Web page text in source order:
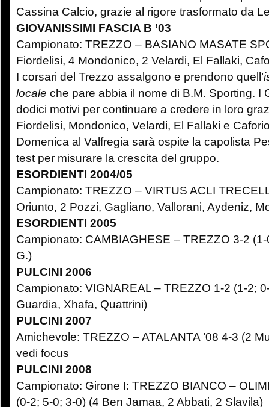
Cassina Calcio, grazie al rigore trasformato da
GIOVANISSIMI FASCIA B ’03
Campionato: TREZZO – BASIANO MASATE
Fiordelisi, 4 Mondonico, 2 Velardi, El Fallaki,
I corsari del Trezzo assalgono e prendono quell’
locale che pare abbia il nome di B.M. Sporting. I
dodici motivi per continuare a credere in loro
Fiordelisi, Mondonico, Velardi, El Fallaki e
Domenica al Valfregia sarà ospite la capolista
test per misurare la crescita del gruppo.
ESORDIENTI 2004/05
Campionato: TREZZO – VIRTUS ACLI
Oriunto, 2 Pozzi, Gagliano, Vallorani, Aydeniz,
ESORDIENTI 2005
Campionato: CAMBIAGHESE – TREZZO 3-2
G.)
PULCINI 2006
Campionato: VIGNAREAL – TREZZO 1-2 (1-2;
Guardia, Xhafa, Quattrini)
PULCINI 2007
Amichevole: TREZZO – ATALANTA ’08 4-3 (2
vedi focus
PULCINI 2008
Campionato: Girone I: TREZZO BIANCO –
(0-2; 5-0; 3-0) (4 Ben Jamaa, 2 Abbati, 2 Slavila)